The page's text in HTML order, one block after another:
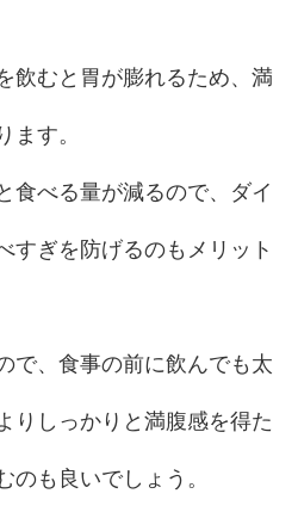
飲むと胃が膨れるため、満
ます。
食べる量が減るので、ダイ
すぎを防げるのもメリット
で、食事の前に飲んでも太
りしっかりと満腹感を得た
のも良いでしょう。